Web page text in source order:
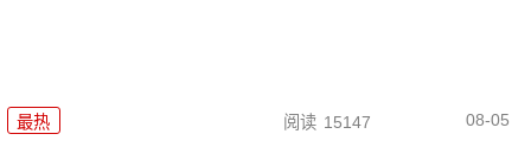
最热 阅读 15147 08-05